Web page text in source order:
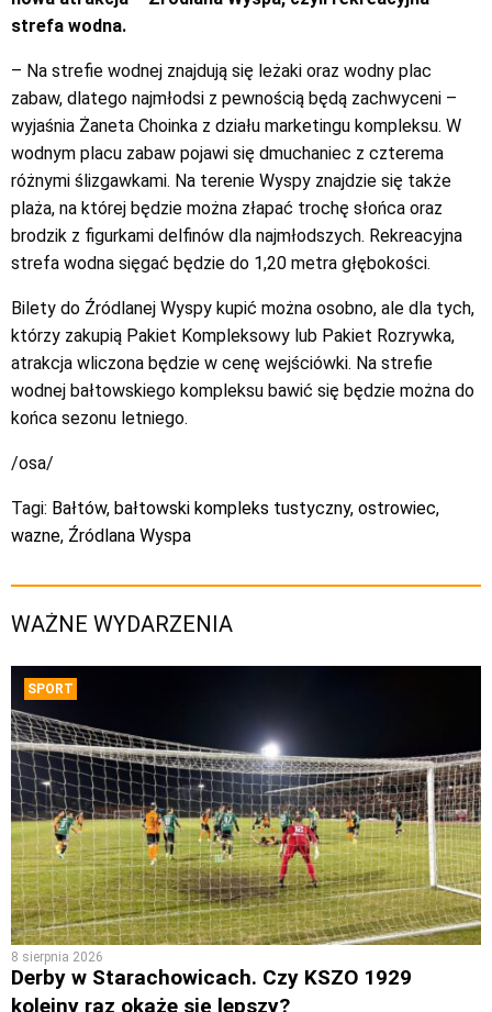
strefa wodna.
– Na strefie wodnej znajdują się leżaki oraz wodny plac
zabaw, dlatego najmłodsi z pewnością będą zachwyceni –
wyjaśnia Żaneta Choinka z działu marketingu kompleksu. W
wodnym placu zabaw pojawi się dmuchaniec z czterema
różnymi ślizgawkami. Na terenie Wyspy znajdzie się także
plaża, na której będzie można złapać trochę słońca oraz
brodzik z figurkami delfinów dla najmłodszych. Rekreacyjna
strefa wodna sięgać będzie do 1,20 metra głębokości.
Bilety do Źródlanej Wyspy kupić można osobno, ale dla tych,
którzy zakupią Pakiet Kompleksowy lub Pakiet Rozrywka,
atrakcja wliczona będzie w cenę wejściówki. Na strefie
wodnej bałtowskiego kompleksu bawić się będzie można do
końca sezonu letniego.
/osa/
Tagi: Bałtów, bałtowski kompleks tustyczny, ostrowiec,
wazne, Źródlana Wyspa
WAŻNE WYDARZENIA
SPORT
8 sierpnia 2026
Derby w Starachowicach. Czy KSZO 1929
kolejny raz okaże się lepszy?